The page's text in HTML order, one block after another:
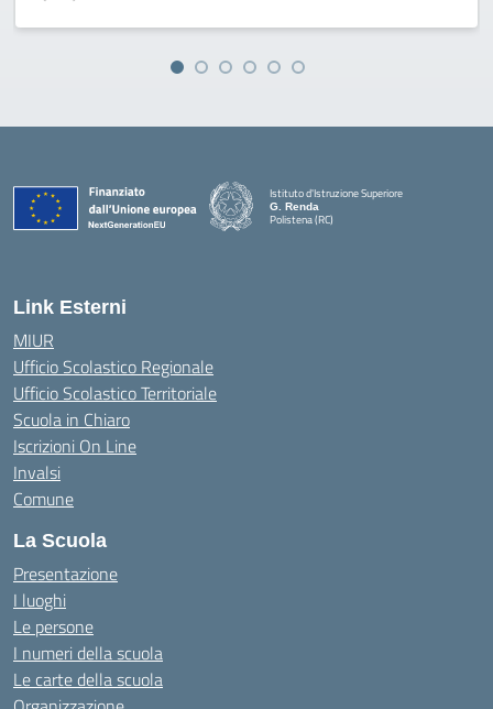
Istituto d'Istruzione Superiore
G. Renda
Polistena (RC)
Link Esterni
MIUR
Ufficio Scolastico Regionale
Ufficio Scolastico Territoriale
Scuola in Chiaro
Iscrizioni On Line
Invalsi
Comune
La Scuola
Presentazione
I luoghi
Le persone
I numeri della scuola
Le carte della scuola